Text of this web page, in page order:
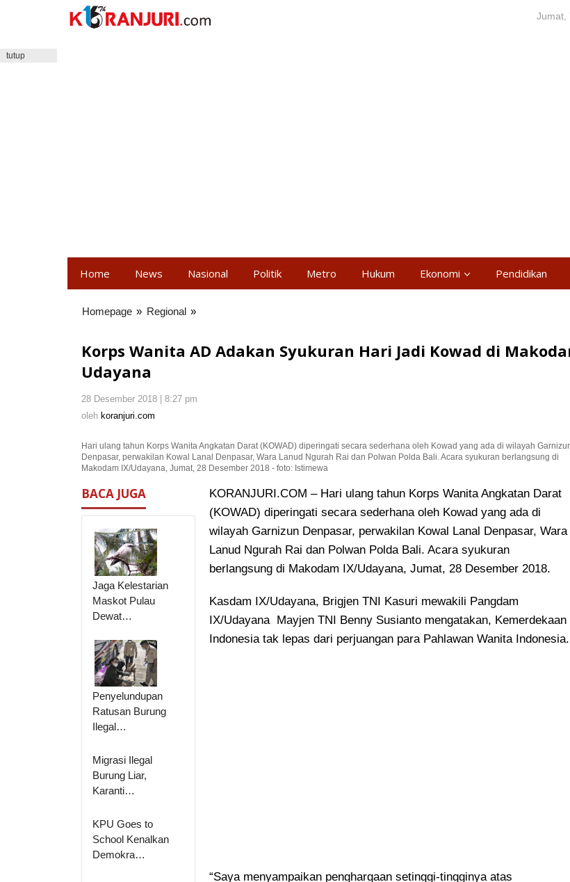
Jumat,
Home News Nasional Politik Metro Hukum Ekonomi Pendidikan
tutup
Homepage » Regional »
Adakan
Makodam
Udayana
Korps Wanita AD Adakan Syukuran Hari Jadi Kowad di
Udayana
28 Desember 2018 | 8:27 pm
oleh koranjuri.com
Hari ulang tahun Korps Wanita Angkatan Darat (KOWAD) diperingati secara sederhana oleh Kowad yang ada di wilayah
Denpasar, perwakilan Kowal Lanal Denpasar, Wara Lanud Ngurah Rai dan Polwan Polda Bali. Acara syukuran berlangsung di
Makodam IX/Udayana, Jumat, 28 Desember 2018 - foto: Istimewa
BACA JUGA
Jaga Kelestarian
Maskot Pulau
Dewat…
Penyelundupan
Ratusan Burung
Ilegal…
Migrasi Ilegal
Burung Liar,
Karanti…
KPU Goes to
School Kenalkan
Demokra…
KORANJURI.COM – Hari ulang tahun Korps Wanita Angkatan Darat
(KOWAD) diperingati secara sederhana oleh Kowad yang ada di
wilayah Garnizun Denpasar, perwakilan Kowal Lanal Denpasar, Wara
Lanud Ngurah Rai dan Polwan Polda Bali. Acara syukuran
berlangsung di Makodam IX/Udayana, Jumat, 28 Desember 2018.
Kasdam IX/Udayana, Brigjen TNI Kasuri mewakili Pangdam
IX/Udayana Mayjen TNI Benny Susianto mengatakan, Kemerdekaan
Indonesia tak lepas dari perjuangan para Pahlawan Wanita Indonesia.
“Saya menyampaikan penghargaan setinggi-tingginya atas